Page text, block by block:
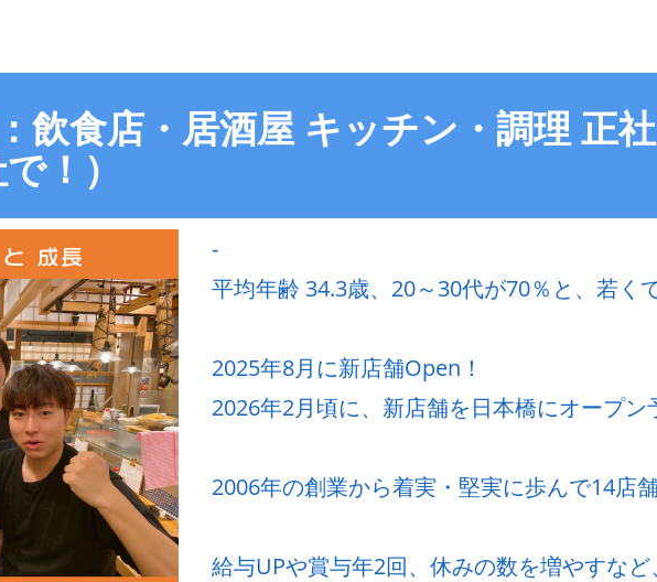
飲食店・居酒屋 キッチン・調理 正
！）
-
平均年齢 34.3歳、20～30代が70％と、若く
2025年8月に新店舗Open！
2026年2月頃に、新店舗を日本橋にオープン
2006年の創業から着実・堅実に歩んで14店
給与UPや賞与年2回、休みの数を増やすな